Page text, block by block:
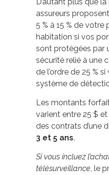
assureurs
5 % à 15 % de votre
habitation si vos
sont protégées par
sécurité relié à une
de l’ordre de 25 %
système de
Les montants
varient entre 25 $
des contrats d’une
3 et 5 ans.
Si vous incluez
télésurveillance, le